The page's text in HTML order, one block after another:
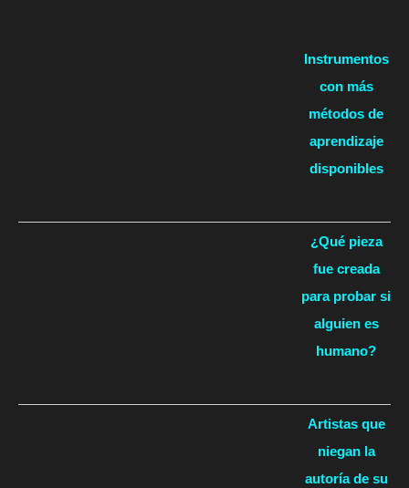
Instrumentos
con más
métodos de
aprendizaje
disponibles
¿Qué pieza
fue creada
para probar si
alguien es
humano?
Artistas que
niegan la
autoría de su